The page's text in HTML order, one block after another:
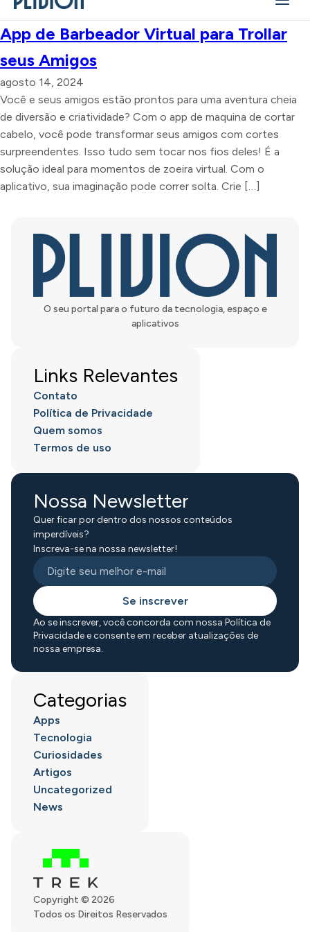
App de Barbeador Virtual para Trollar
seus Amigos
agosto 14, 2024
Você e seus amigos estão prontos para uma aventura cheia
de diversão e criatividade? Com o app de maquina de cortar
cabelo, você pode transformar seus amigos com cortes
surpreendentes. Isso tudo sem tocar nos fios deles! É a
solução ideal para momentos de zoeira virtual. Com o
aplicativo, sua imaginação pode correr solta. Crie […]
O seu portal para o futuro da tecnologia, espaço e
aplicativos
Copyright © 2026
Todos os Direitos Reservados
Links Relevantes
Contato
Política de Privacidade
Quem somos
Termos de uso
Nossa Newsletter
Quer ficar por dentro dos nossos conteúdos
imperdíveis?
Inscreva-se na nossa newsletter!
Se inscrever
Ao se inscrever, você concorda com nossa Política de
Privacidade e consente em receber atualizações de
nossa empresa.
Categorias
Apps
Tecnologia
Curiosidades
Artigos
Uncategorized
News